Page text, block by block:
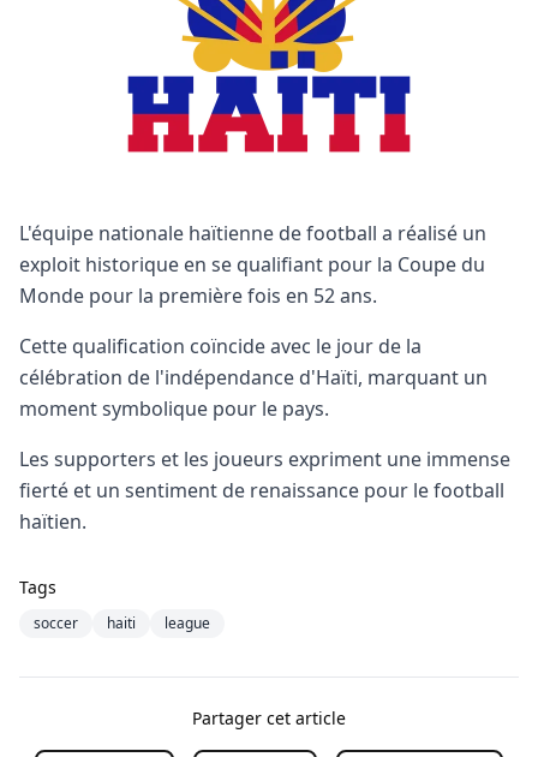
L'équipe nationale haïtienne de football a réalisé un
exploit historique en se qualifiant pour la Coupe du
Monde pour la première fois en 52 ans.
Cette qualification coïncide avec le jour de la
célébration de l'indépendance d'Haïti, marquant un
moment symbolique pour le pays.
Les supporters et les joueurs expriment une immense
fierté et un sentiment de renaissance pour le football
haïtien.
Tags
soccer haiti league
Partager cet article